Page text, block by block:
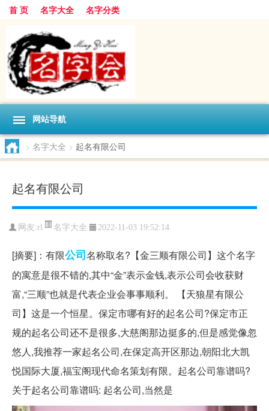
首 页 名字大全 名字分类
网站导航
> 名字大全 > 起名有限公司
起名有限公司
网友:rl 名字大全 2022-11-03 19:52:14
[摘要]：有限公司名称取名?【金三顺有限公司】这个名字
的寓意是很不错的,其中“金”表示金钱,表示公司会收获财
富,“三顺”也就是代表企业会事事顺利。 【天狼星有限公
司】这是一个恒星。保定市哪有好的起名公司?保定市正
规的起名公司还不是很多,大慈阁那边挺多的,但是感觉像忽
悠人,我推荐一家起名公司,在保定高开区那边,朝阳北大凯
悦国际大厦,福宝阁现代命名策划有限。起名公司靠谱吗?
关于起名公司靠谱吗: 起名公司,当然是